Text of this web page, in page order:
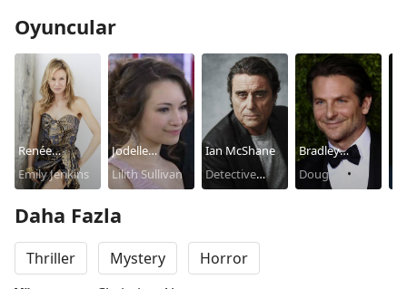
Oyuncular
Renée
Zellweger
Emily Jenkins
Jodelle
Ferland
Lilith Sullivan
Ian McShane
Detective
Bradley
Cooper
Doug
Daha Fazla
Thriller Mystery
Horror